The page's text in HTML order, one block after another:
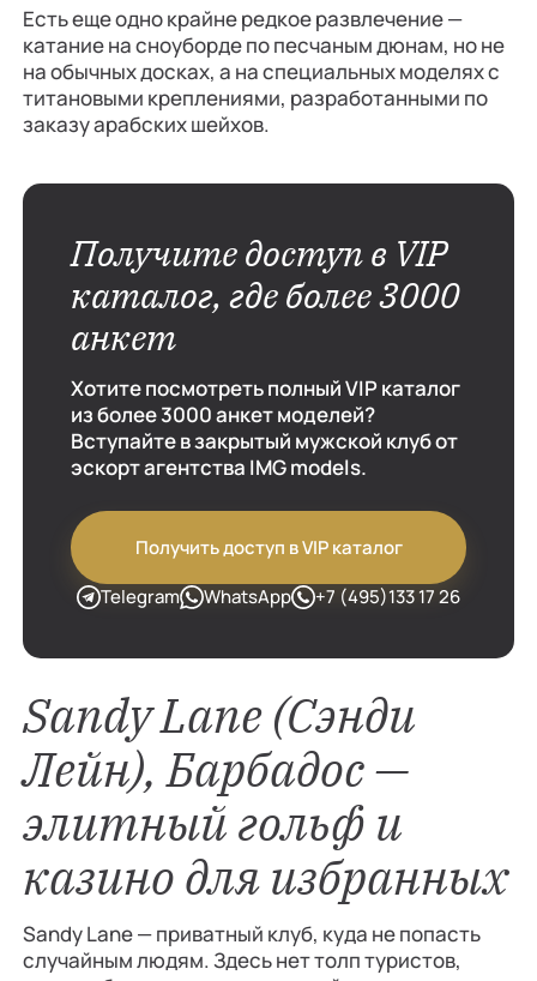
Есть еще одно крайне редкое развлечение —
катание на сноуборде по песчаным дюнам, но не
на обычных досках, а на специальных моделях с
титановыми креплениями, разработанными по
заказу арабских шейхов.
Получите доступ в VIP
каталог, где более 3000
анкет
Хотите посмотреть полный VIP каталог
из более 3000 анкет моделей?
Вступайте в закрытый мужской клуб от
эскорт агентства IMG models.
Получить доступ в VIP каталог
Telegram
WhatsApp +7 (495)133 17 26
Sandy Lane (Сэнди
Лейн), Барбадос —
элитный гольф и
казино для избранных
Sandy Lane — приватный клуб, куда не попасть
случайным людям. Здесь нет толп туристов,